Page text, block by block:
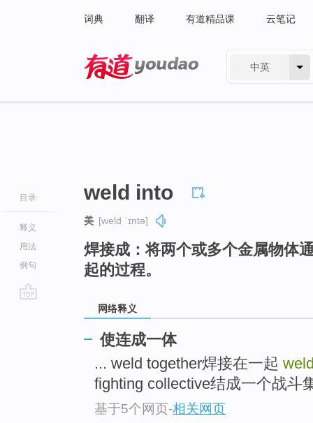
词典 翻译 有道精品课 云笔记
中英
目录
释义
用法
例句
weld into
美 [weld ˈɪntə]
焊接成：将两个或多个金属物体
起的过程。
网络释义
使连成一体
... weld together焊接在一起
fighting collective结成一个战斗
基于5个网页-相关网页